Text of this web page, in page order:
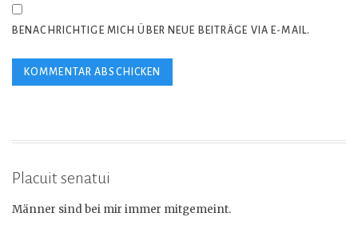
BENACHRICHTIGE MICH ÜBER NEUE BEITRÄGE VIA E-MAIL.
Placuit senatui
Männer sind bei mir immer mitgemeint.